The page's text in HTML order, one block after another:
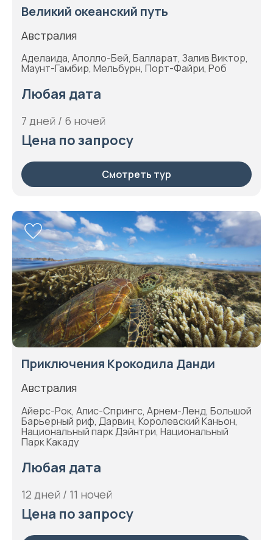
Великий океанский путь
Австралия
Аделаида, Аполло-Бей, Балларат, Залив Виктор,
Маунт-Гамбир, Мельбурн, Порт-Файри, Роб
Любая дата
7 дней / 6 ночей
Цена по запросу
Смотреть тур
Приключения Крокодила Данди
Австралия
Айерс-Рок, Алис-Спрингс, Арнем-Ленд, Большой
Барьерный риф, Дарвин, Королевский Каньон,
Национальный парк Дэйнтри, Национальный
Парк Какаду
Любая дата
12 дней / 11 ночей
Цена по запросу